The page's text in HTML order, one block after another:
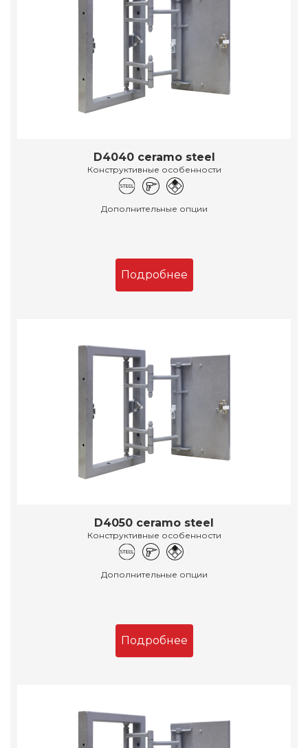
D4040 ceramo steel
Конструктивные особенности
Дополнительные опции
Подробнее
D4050 ceramo steel
Конструктивные особенности
Дополнительные опции
Подробнее